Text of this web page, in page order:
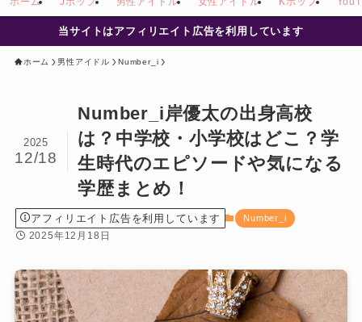
当サイトはアフィリエイト広告を利用しています
ホーム 男性アイドル Number_i
Number_i岸優太の出身高校
は？中学校・小学校はどこ？学
生時代のエピソードや気になる
学歴まとめ！
2025
12/18
アフィリエイト広告を利用しています Number_i
2025年12月18日